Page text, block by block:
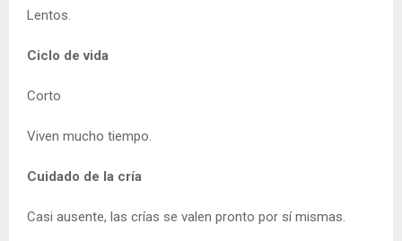
Lentos.
Ciclo de vida
Corto
Viven mucho tiempo.
Cuidado de la cría
Casi ausente, las crías se valen pronto por sí mismas.